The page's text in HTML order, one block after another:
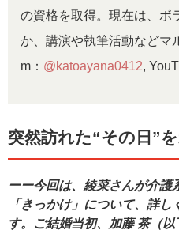
の資格を取得。現在は、ボ
か、講演や執筆活動などマ
m： @katoayana0412,
突然訪れた“その日”
ーー今回は、綾菜さんが介護
「きっかけ」について、詳
す。ご結婚当初、加藤 茶（